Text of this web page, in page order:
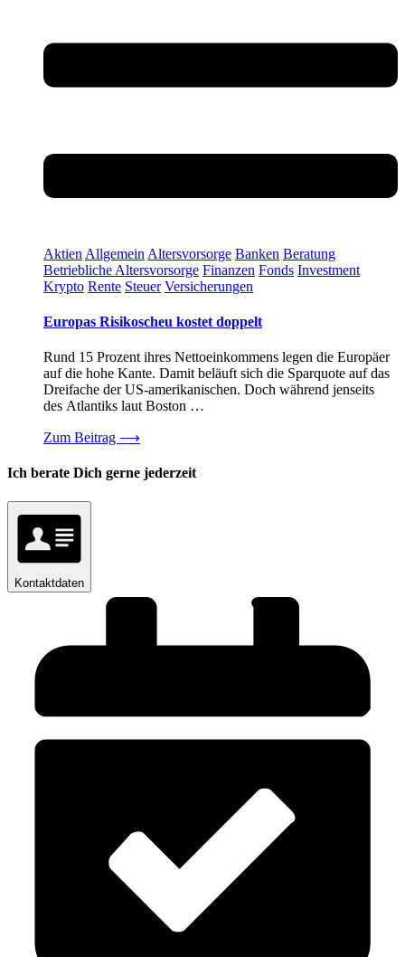
Aktien Allgemein Altersvorsorge Banken Beratung
Betriebliche Altersvorsorge Finanzen Fonds Investment
Krypto Rente Steuer Versicherungen
Europas Risikoscheu kostet doppelt
Rund 15 Prozent ihres Nettoeinkommens legen die Europäer
auf die hohe Kante. Damit beläuft sich die Sparquote auf das
Dreifache der US-amerikanischen. Doch während jenseits
des Atlantiks laut Boston …
Zum Beitrag ⟶
Ich berate Dich gerne jederzeit
Kontaktdaten